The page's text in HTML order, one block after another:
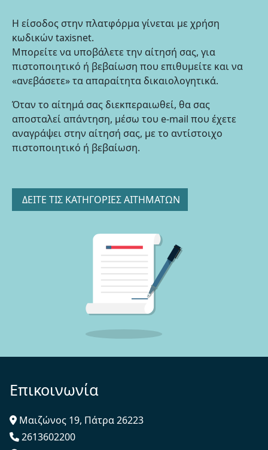
Η είσοδος στην πλατφόρμα γίνεται με χρήση
κωδικών taxisnet.
Μπορείτε να υποβάλετε την αίτησή σας, για
πιστοποιητικό ή βεβαίωση που επιθυμείτε και να
«ανεβάσετε» τα απαραίτητα δικαιολογητικά.
Όταν το αίτημά σας διεκπεραιωθεί, θα σας
αποσταλεί απάντηση, μέσω του e-mail που έχετε
αναγράψει στην αίτησή σας, με τo αντίστοιχο
πιστοποιητικό ή βεβαίωση.
ΔΕΙΤΕ ΤΙΣ ΚΑΤΗΓΟΡΙΕΣ ΑΙΤΗΜΑΤΩΝ
Επικοινωνία
Μαιζώνος 19, Πάτρα 26223
2613602200